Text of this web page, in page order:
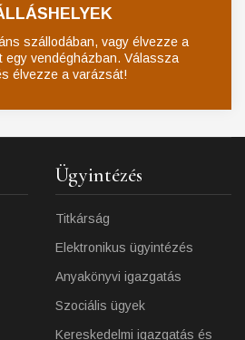
szállodában, vagy élvezze a
egy vendégházban. Válassza
élvezze a varázsát!
Ügyintézés
Titkárság
Elektronikus ügyintézés
Anyakönyvi igazgatás
Szociális ügyek
Kereskedelmi igazgatás és